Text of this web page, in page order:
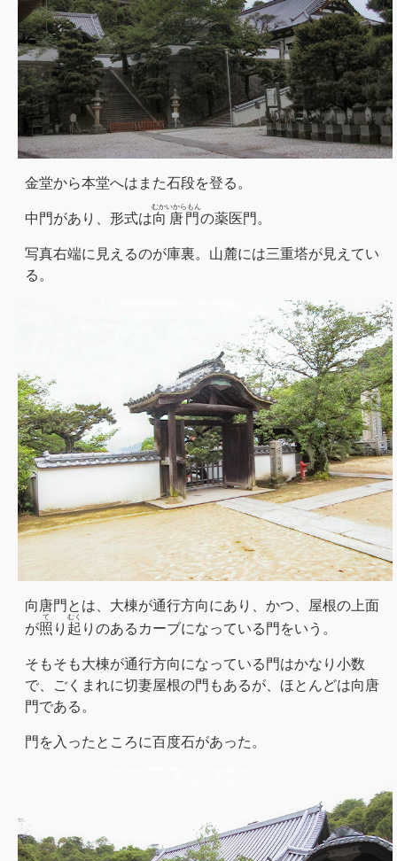
金堂から本堂へはまた石段を登る。
中門があり、形式は向唐門
むかいからもん
の薬医門。
写真右端に見えるのが庫裏。山麓には三重塔が見えてい
る。
向唐門とは、大棟が通行方向にあり、かつ、屋根の上面
が照
て
り 起
むく
りのあるカーブになっている門をいう。
そもそも大棟が通行方向になっている門はかなり小数
で、ごくまれに切妻屋根の門もあるが、ほとんどは向唐
門である。
門を入ったところに百度石があった。